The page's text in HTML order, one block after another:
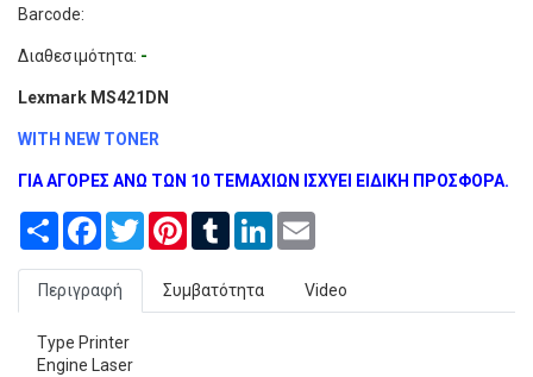
Barcode:
Διαθεσιμότητα: -
Lexmark MS421DN
WITH NEW TONER
ΓΙΑ ΑΓΟΡΕΣ ΑΝΩ ΤΩΝ 10 ΤΕΜΑΧΙΩΝ ΙΣΧΥΕΙ ΕΙΔΙΚΗ ΠΡΟΣΦΟΡΑ.
Share Facebook
TwitterPinterestTumblrLinkedIn
Περιγραφή Συμβατότητα Video
Type Printer
Engine Laser